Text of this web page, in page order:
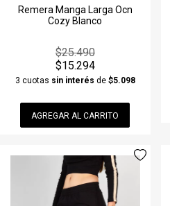
Remera Manga Larga Ocn
Cozy Blanco
$25.490
$15.294
3 cuotas sin interés de $5.098
AGREGAR AL CARRITO